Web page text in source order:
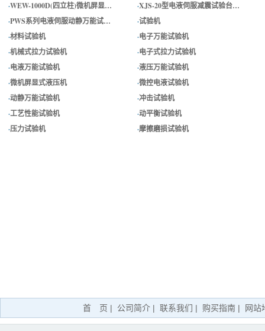
·WEW-1000D(四立柱)微机屏显… ·XJS-20型电液伺服减震试验台…
·PWS系列电液伺服动静万能试… ·试验机
·材料试验机 ·电子万能试验机
·机械式拉力试验机 ·电子式拉力试验机
·电液万能试验机 ·液压万能试验机
·微机屏显式液压机 ·微控电液试验机
·动静万能试验机 ·冲击试验机
·工艺性能试验机 ·动平衡试验机
·压力试验机 ·摩擦磨损试验机
首 页 | 公司简介 | 联系我们 | 购买指南 | 网站